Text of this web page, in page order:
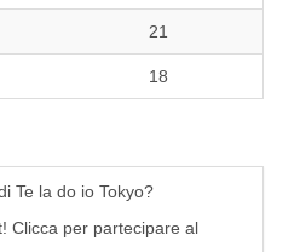
21
18
Te la do io Tokyo?
Clicca per partecipare al